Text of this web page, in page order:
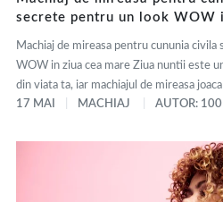
secrete pentru un look WOW
Machiaj de mireasa pentru cununia
WOW in ziua cea mare Ziua nuntii este
din viata ta, iar machiajul de mireasa
17 MAI
MACHIAJ AUTOR: